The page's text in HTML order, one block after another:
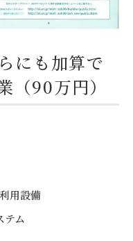
にも加算で
（90万円）
用設備
テム